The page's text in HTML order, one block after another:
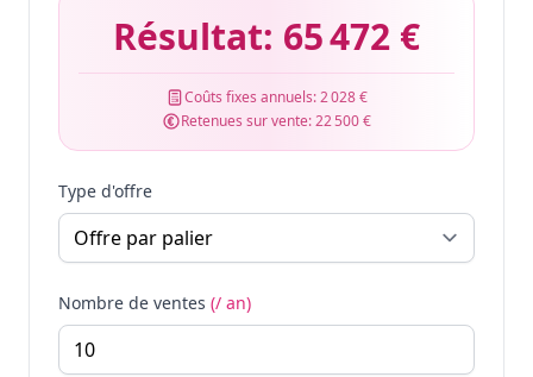
Résultat: 65 472 €
Coûts fixes annuels:2 028 €
Retenues sur vente:22 500 €
Type d'offre
Nombre de ventes (/ an)